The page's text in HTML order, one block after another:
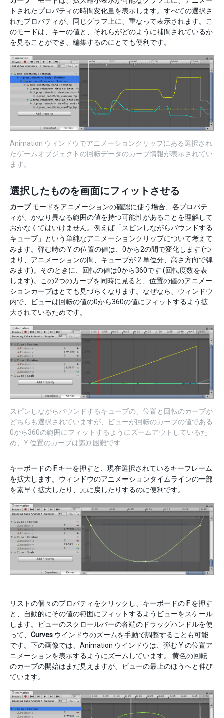
トされたプロパティの時間変化量を表示します。すべての選択さ
れたプロパティが、同じグラフ上に、重なって表示されます。こ
のモードは、キーの値と、それらがどのように補間されているか
を見ることができ、編集するのにとても便利です。
Animation ウィンドウでアニメーションクリップにある選択され
たゲームオブジェクトの回転データのカーブ情報が表示されてい
ます。
選択したものを画面にフィットさせる
カーブモードをアニメーションの確認に使う場合、各プロパテ
ィが、かなり異なる範囲の値を持つ可能性があることを理解して
おかなくてはいけません。例えば「スピンしながらバウンドする
キューブ」という単純なアニメーションクリップについて考えて
みます。弾む時の Y の位置の値は、0から2の間で変化します (つ
まり、アニメーションの間、キューブが 2 単位分、高さ方向で弾
みます)。そのときに、回転の値は0から360です (回転度数を表
します)。この2つのカーブを同時に見ると、位置の値のアニメー
ションカーブはとても見づらくなります。なぜなら、ウィンドウ
内で、ビューは回転の値の0から360の値にフィットするよう拡
大されているためです。
スピンしながらバウンドするキューブの、位置と回転のカーブが
どちらも選択されていますが、ビューが回転のカーブの値である
0から360の範囲にフィットするようにズームアウトしているた
め、Y 位置のカーブは識別困難です
キーボードの Fキーを押すと、現在選択されているキーフレーム
を拡大します。ウィンドウのアニメーションタイムラインの一部
を素早く拡大したり、元に戻したりするのに便利です。
リストの個々のプロパティをクリックし、キーボードの Fを押す
と、自動的にその値の範囲にフィットするようビューをスケール
します。ビューのスクロールバーの各端のドラッグハンドルを使
って、 Curves ウインドウのズームを手動で調整することも可能
です。下の画像では、Animation ウインドウは、弾む Y の位置ア
ニメーションを表示するようにズームしています。 黄色の回転
のカーブの開始はまだ見えますが、ビューの最上のほうへと伸び
ています。